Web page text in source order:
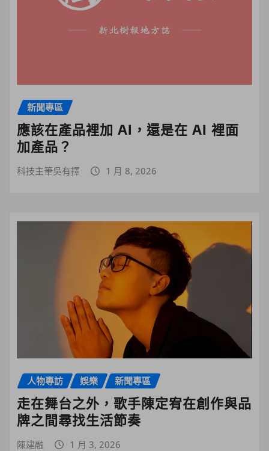
新聞專區
應該在產品裡加 AI，還是在 AI 裡面
加產品？
科技主筆吳有擇 1 月 8, 2026
人物專訪 娛樂 新聞專區
走在舞台之外，歌手陳定宥在創作與品
牌之間尋找生活節奏
陳建融 1 月 3, 2026